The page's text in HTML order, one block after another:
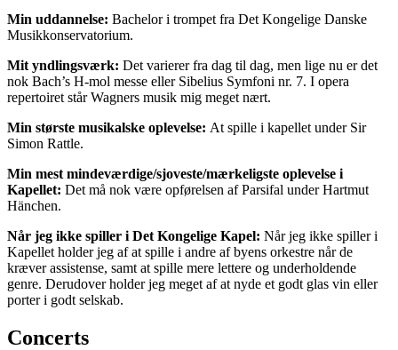
Min uddannelse: Bachelor i trompet fra Det Kongelige Danske
Musikkonservatorium.
Mit yndlingsværk: Det varierer fra dag til dag, men lige nu er det
nok Bach’s H-mol messe eller Sibelius Symfoni nr. 7. I opera
repertoiret står Wagners musik mig meget nært.
Min største musikalske oplevelse: At spille i kapellet under Sir
Simon Rattle.
Min mest mindeværdige/sjoveste/mærkeligste oplevelse i
Kapellet: Det må nok være opførelsen af Parsifal under Hartmut
Hänchen.
Når jeg ikke spiller i Det Kongelige Kapel: Når jeg ikke spiller i
Kapellet holder jeg af at spille i andre af byens orkestre når de
kræver assistense, samt at spille mere lettere og underholdende
genre. Derudover holder jeg meget af at nyde et godt glas vin eller
porter i godt selskab.
Concerts